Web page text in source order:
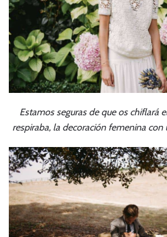
Estamos seguras de que os chiflará
respiraba, la decoración femenina